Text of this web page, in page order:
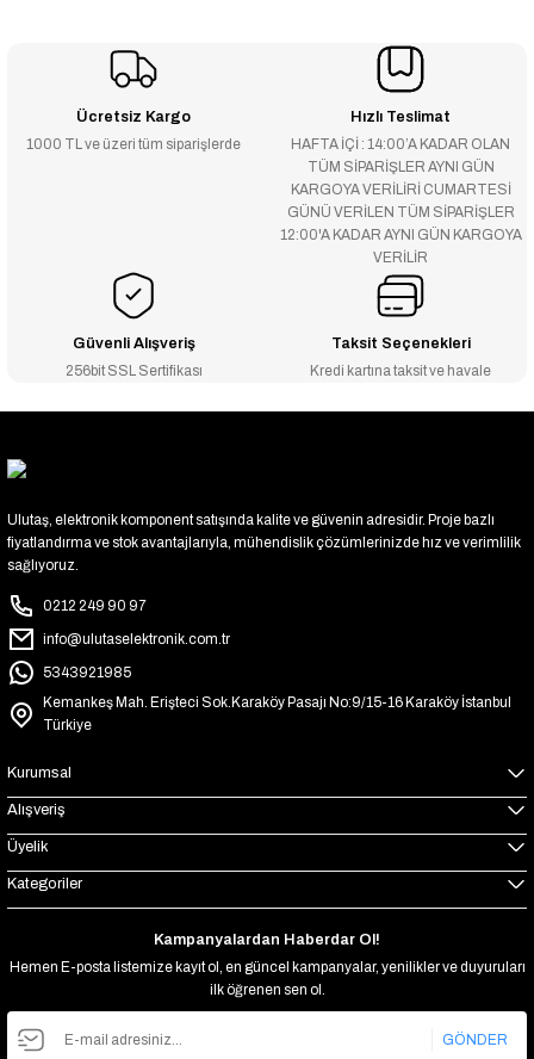
Ücretsiz Kargo
1000 TL ve üzeri tüm siparişlerde
Hızlı Teslimat
HAFTA İÇİ : 14:00’A KADAR OLAN
TÜM SİPARİŞLER AYNI GÜN
KARGOYA VERİLİRİ CUMARTESİ
GÜNÜ VERİLEN TÜM SİPARİŞLER
12:00'A KADAR AYNI GÜN KARGOYA
VERİLİR
Güvenli Alışveriş
256bit SSL Sertifikası
Taksit Seçenekleri
Kredi kartına taksit ve havale
Ulutaş, elektronik komponent satışında kalite ve güvenin adresidir. Proje bazlı
fiyatlandırma ve stok avantajlarıyla, mühendislik çözümlerinizde hız ve verimlilik
sağlıyoruz.
0212 249 90 97
info@ulutaselektronik.com.tr
5343921985
Kemankeş Mah. Erişteci Sok.Karaköy Pasajı No:9/15-16 Karaköy İstanbul
Türkiye
Kurumsal
Alışveriş
Üyelik
Kategoriler
Kampanyalardan Haberdar Ol!
Hemen E-posta listemize kayıt ol, en güncel kampanyalar, yenilikler ve duyuruları
ilk öğrenen sen ol.
GÖNDER